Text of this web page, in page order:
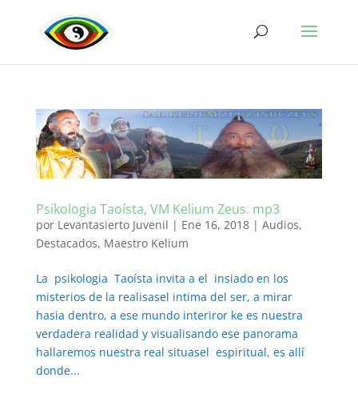
Psikologia Taoísta, VM Kelium Zeus. mp3
por Levantasierto Juvenil | Ene 16, 2018| Audios,
Destacados, Maestro Kelium
La psikologia Taoísta invita a el insiado en los
misterios de la realisasel intima del ser, a mirar
hasia dentro, a ese mundo interiror ke es nuestra
verdadera realidad y visualisando ese panorama
hallaremos nuestra real situasel espiritual, es allí
donde...